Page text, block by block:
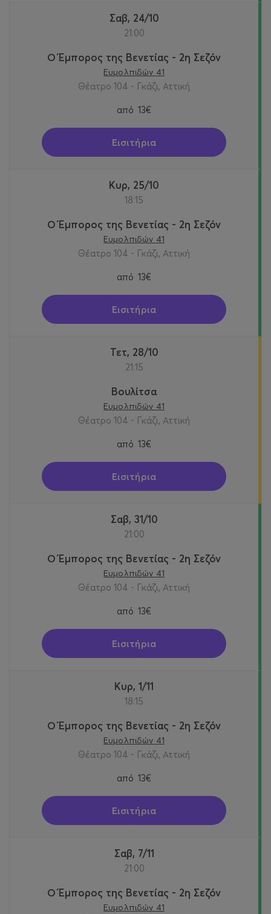
Σαβ, 24/10
21:00
Ο Έμπορος της Βενετίας - 2η Σεζόν
Ευμολπιδών 41
Θέατρο 104 - Γκάζι, Αττική
από 13€
Εισιτήρια
Κυρ, 25/10
18:15
Ο Έμπορος της Βενετίας - 2η Σεζόν
Ευμολπιδών 41
Θέατρο 104 - Γκάζι, Αττική
από 13€
Εισιτήρια
Τετ, 28/10
21:15
Βουλίτσα
Ευμολπιδών 41
Θέατρο 104 - Γκάζι, Αττική
από 13€
Εισιτήρια
Σαβ, 31/10
21:00
Ο Έμπορος της Βενετίας - 2η Σεζόν
Ευμολπιδών 41
Θέατρο 104 - Γκάζι, Αττική
από 13€
Εισιτήρια
Κυρ, 1/11
18:15
Ο Έμπορος της Βενετίας - 2η Σεζόν
Ευμολπιδών 41
Θέατρο 104 - Γκάζι, Αττική
από 13€
Εισιτήρια
Σαβ, 7/11
21:00
Ο Έμπορος της Βενετίας - 2η Σεζόν
Ευμολπιδών 41